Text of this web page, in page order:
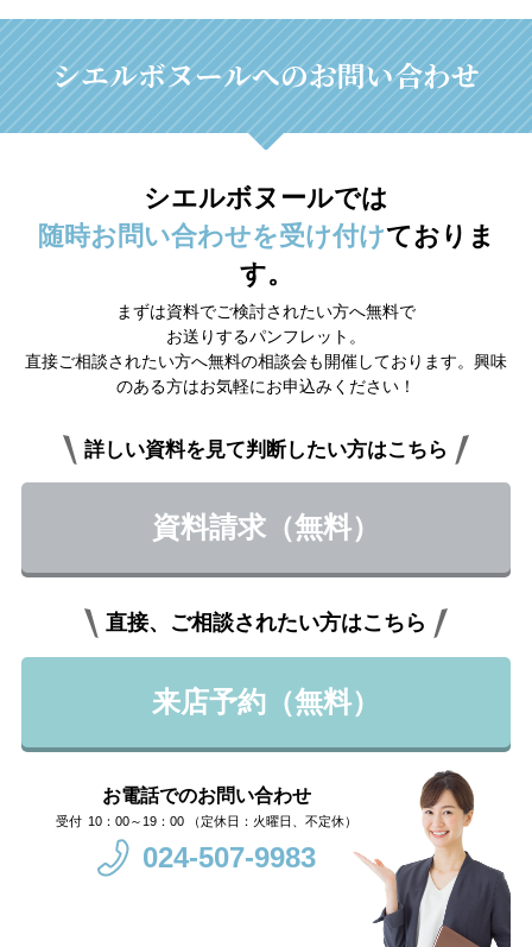
シエルボヌールへのお問い合わせ
シエルボヌールでは
随時お問い合わせを受け付けておりま
す。
まずは資料でご検討されたい方へ無料で
お送りするパンフレット。
直接ご相談されたい方へ無料の相談会も開催しております。興味
のある方はお気軽にお申込みください！
詳しい資料を見て判断したい方はこちら
資料請求（無料）
直接、ご相談されたい方はこちら
来店予約（無料）
お電話でのお問い合わせ
10：00～19：00 （定休日：火曜日、不定休）
024-507-9983